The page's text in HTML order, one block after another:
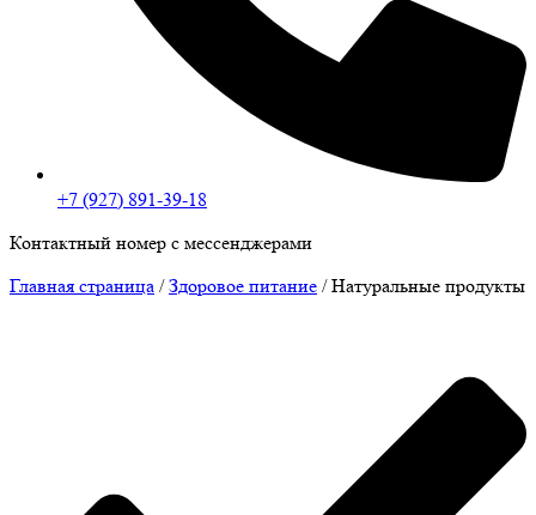
+7 (927) 891-39-18
Контактный номер с мессенджерами
Главная страница /Здоровое питание /Натуральные продукты